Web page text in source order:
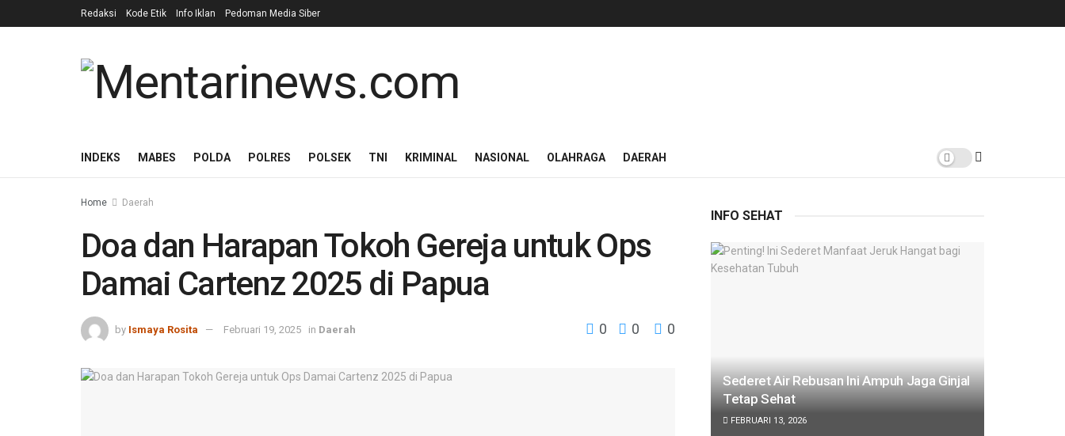
Redaksi Kode Etik Info Iklan Pedoman Media Siber
INDEKS MABES POLDA POLRES POLSEK TNI KRIMINAL NASIONAL OLAHRAGA DAERAH
Home Daerah
Doa dan Harapan Tokoh Gereja untuk Ops
Damai Cartenz 2025 di Papua
by Ismaya Rosita Februari 19, 2025 in Daerah 0 0 0
INFO SEHAT
Sederet Air Rebusan Ini Ampuh Jaga Ginjal
Tetap Sehat
FEBRUARI 13, 2026